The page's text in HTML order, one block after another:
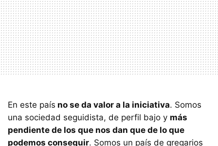
En este país no se da valor a la iniciativa. Somos
una sociedad seguidista, de perfil bajo y más
pendiente de los que nos dan que de lo que
podemos conseguir. Somos un país de gregarios